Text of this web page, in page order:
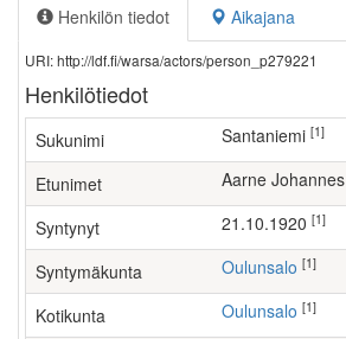
Henkilön tiedot Aikajana
URI: http://ldf.fi/warsa/actors/person_p279221
Henkilötiedot
Sukunimi Santaniemi [1]
Etunimet Aarne Johannes
Syntynyt 21.10.1920 [1]
Syntymäkunta Oulunsalo [1]
Kotikunta Oulunsalo [1]